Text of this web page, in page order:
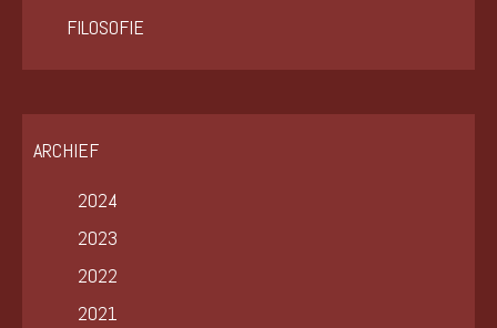
FILOSOFIE
ARCHIEF
2024
2023
2022
2021